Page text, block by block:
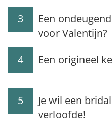
3
Een
voor Valentijn?
4
Een origineel
5
Je wil een
verloofde!